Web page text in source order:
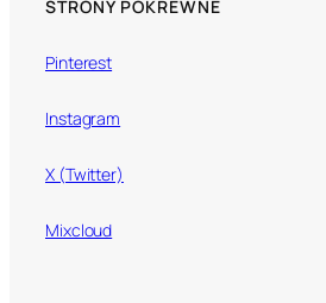
STRONY POKREWNE
Pinterest
Instagram
X (Twitter)
Mixcloud